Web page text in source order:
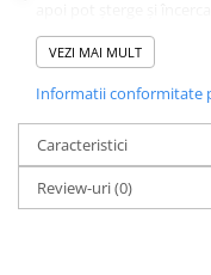
fără griji și să
Prin activitățile
meserii, totul într-un
prezentată clar, pentru
explora mediul
Specificații:
40 de fișe educative
Cariocă
VEZI MAI MULT
Informatii conformitate
Caracteristici
Review-uri(0)